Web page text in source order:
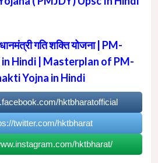
गति शक्ति योजना | PM-
Hindi | Masterplan of PM-
Yojna in Hindi
hktbharatofficial
twitter.com/hktbharat
hktbharat/